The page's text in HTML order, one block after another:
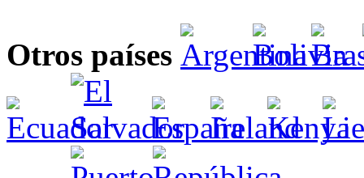
Otros países